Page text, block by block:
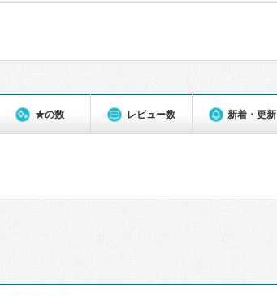
★の数 レビュー数 新着・更新